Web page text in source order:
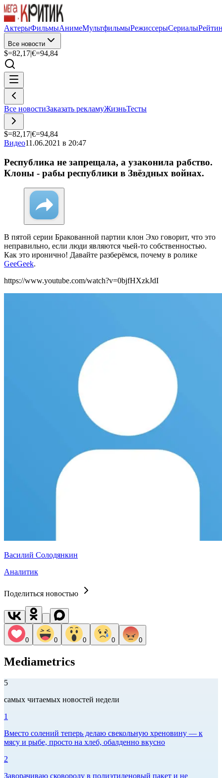
АктерыФильмыАнимеМультфильмыРежиссерыСериалы
Все новости
$=82,17|€=94,84
Все новостиЗаказать рекламуЖизньТесты
$=82,17|€=94,84
Видео11.06.2021 в 20:47
Республика не запрещала, а узаконила рабство.
Клоны - рабы республики в Звёздных войнах.
В пятой серии Бракованной партии клон Эхо говорит, что это
неправильно, если люди являются чьей-то собственностью.
Как это иронично! Давайте разберёмся, почему в ролике
GeeGeek.
https://www.youtube.com/watch?v=0bjfHXzkJdI
Василий Солодянкин
Аналитик
Поделиться новостью
0 0 0 0 0
Mediametrics
5
самых читаемых новостей недели
1
Вместо солений теперь делаю свекольную хреновину — к
мясу и рыбе, просто на хлеб, обалденно вкусно
2
Заворачиваю сковороду в полиэтиленовый пакет и не